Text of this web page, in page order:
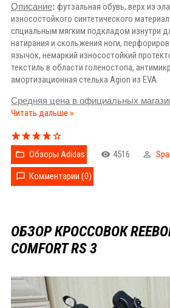
Описание: футзальная обувь, верх из
износостойкого синтетического
спциальным мягким подкладом изнутри
натирания и скольжения ноги,
язычок, немаркий износостойкий
текстиль в области голеностопа,
амортизационная стелька Agion из EVA.
Средняя цена в официальных
Читать дальше »
Обзоры Adidas 4516
Комментарии (0)
ОБЗОР КРОССОВОК
COMFORT RS 3